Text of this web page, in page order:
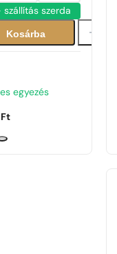
szállítás szerda
Kosárba
egyezés
Ft